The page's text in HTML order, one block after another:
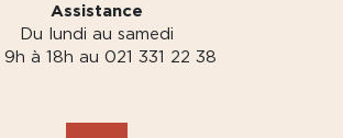
Assistance
Du lundi au samedi
à 18h au 021 331 22 38